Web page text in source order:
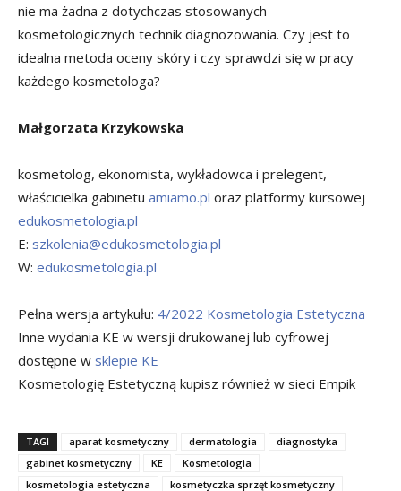
nie ma żadna z dotychczas stosowanych
kosmetologicznych technik diagnozowania. Czy jest to
idealna metoda oceny skóry i czy sprawdzi się w pracy
każdego kosmetologa?
Małgorzata Krzykowska
kosmetolog, ekonomista, wykładowca i prelegent,
właścicielka gabinetu amiamo.pl oraz platformy kursowej
edukosmetologia.pl
E: szkolenia@edukosmetologia.pl
W: edukosmetologia.pl
Pełna wersja artykułu: 4/2022 Kosmetologia Estetyczna
Inne wydania KE w wersji drukowanej lub cyfrowej
dostępne w sklepie KE
Kosmetologię Estetyczną kupisz również w sieci Empik
TAGI aparat kosmetyczny dermatologia
diagnostyka
gabinet kosmetyczny
KE
Kosmetologia
kosmetologia estetyczna
kosmetyczka sprzęt kosmetyczny